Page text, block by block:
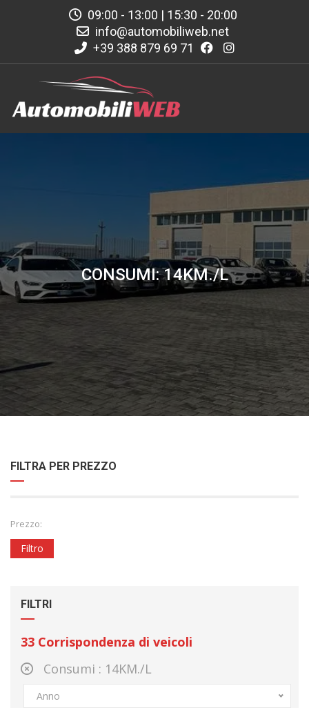
09:00 - 13:00 | 15:30 - 20:00
info@automobiliweb.net
+39 388 879 69 71
CONSUMI: 14KM./L
FILTRA PER PREZZO
Prezzo:
Filtro
FILTRI
33 Corrispondenza di veicoli
Consumi : 14KM./L
Anno